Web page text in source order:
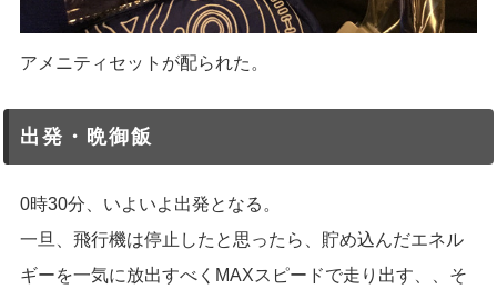
アメニティセットが配られた。
出発・晩御飯
0時30分、いよいよ出発となる。
一旦、飛行機は停止したと思ったら、貯め込んだエネル
ギーを一気に放出すべくMAXスピードで走り出す、、そ